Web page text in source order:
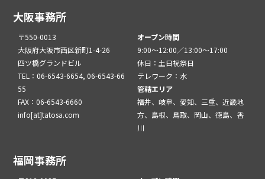
大阪事務所
〒550-0013
大阪府大阪市西区新町1-4-26
四ツ橋グランドビル
TEL：06-6543-6654, 06-6543-66
55
FAX：06-6543-6660
info[at]tatosa.com
オープン時間
9:00～12:00／13:00～17:00
休日：土日祝祭日
テレワーク：水
管轄エリア
福井、岐阜、愛知、三重、近畿地
方、島根、鳥取、岡山、徳島、香
川
福岡事務所